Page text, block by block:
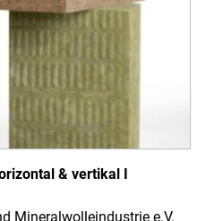
& vertikal I
Mineralwolleindustrie e.V.